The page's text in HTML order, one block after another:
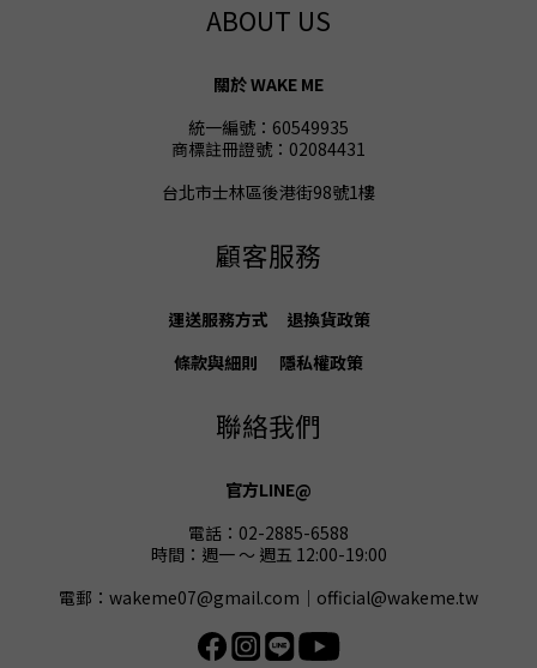
ABOUT US
關於 WAKE ME
統一編號：60549935
商標註冊證號：02084431
台北市士林區後港街98號1樓
顧客服務
運送服務方式 退換貨政策
條款與細則
隱私權政策
聯絡我們
官方LINE@
電話：02-2885-6588
時間：週一 ～ 週五 12:00-19:00
電郵：wakeme07@gmail.com｜official@wakeme.tw